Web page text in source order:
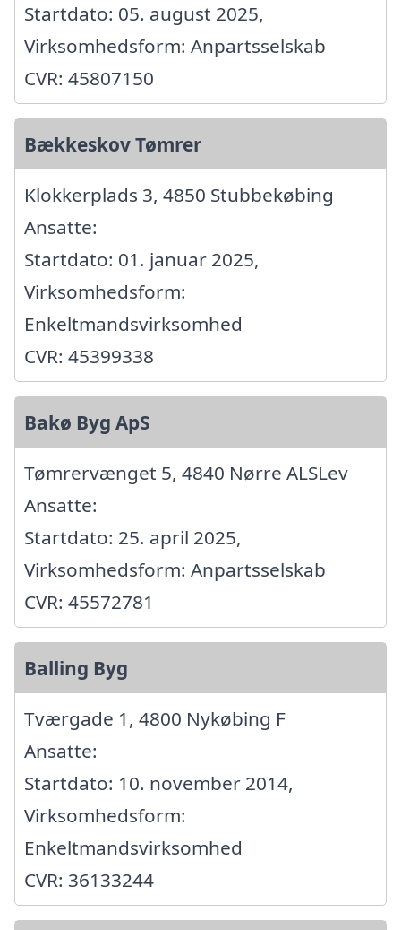
Startdato: 05. august 2025,
Virksomhedsform: Anpartsselskab
CVR: 45807150
Bækkeskov Tømrer
Klokkerplads 3, 4850 Stubbekøbing
Ansatte:
Startdato: 01. januar 2025,
Virksomhedsform:
Enkeltmandsvirksomhed
CVR: 45399338
Bakø Byg ApS
Tømrervænget 5, 4840 Nørre ALSLev
Ansatte:
Startdato: 25. april 2025,
Virksomhedsform: Anpartsselskab
CVR: 45572781
Balling Byg
Tværgade 1, 4800 Nykøbing F
Ansatte:
Startdato: 10. november 2014,
Virksomhedsform:
Enkeltmandsvirksomhed
CVR: 36133244